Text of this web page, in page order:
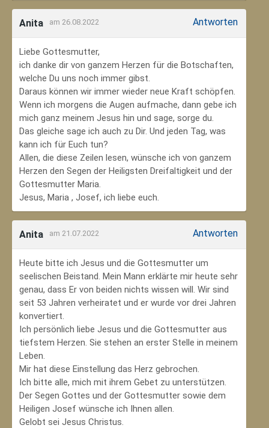
Anita am 26.08.2022 Antworten
Liebe Gottesmutter,
ich danke dir von ganzem Herzen für die Botschaften,
welche Du uns noch immer gibst.
Daraus können wir immer wieder neue Kraft schöpfen.
Wenn ich morgens die Augen aufmache, dann gebe ich
mich ganz meinem Jesus hin und sage, sorge du.
Das gleiche sage ich auch zu Dir. Und jeden Tag, was
kann ich für Euch tun?
Allen, die diese Zeilen lesen, wünsche ich von ganzem
Herzen den Segen der Heiligsten Dreifaltigkeit und der
Gottesmutter Maria.
Jesus, Maria , Josef, ich liebe euch.
Anita am 21.07.2022 Antworten
Heute bitte ich Jesus und die Gottesmutter um
seelischen Beistand. Mein Mann erklärte mir heute sehr
genau, dass Er von beiden nichts wissen will. Wir sind
seit 53 Jahren verheiratet und er wurde vor drei Jahren
konvertiert.
Ich persönlich liebe Jesus und die Gottesmutter aus
tiefstem Herzen. Sie stehen an erster Stelle in meinem
Leben.
Mir hat diese Einstellung das Herz gebrochen.
Ich bitte alle, mich mit ihrem Gebet zu unterstützen.
Der Segen Gottes und der Gottesmutter sowie dem
Heiligen Josef wünsche ich Ihnen allen.
Gelobt sei Jesus Christus.